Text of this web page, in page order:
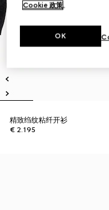
精致绉纹粘纤开衫
€ 2.195
Cookie 政策。
OK